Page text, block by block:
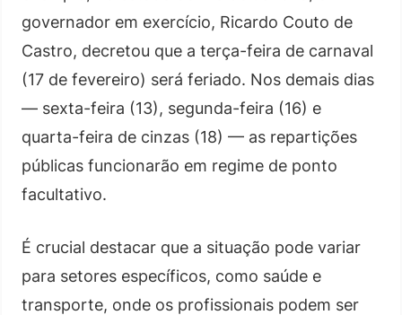
governador em exercício, Ricardo Couto de
Castro, decretou que a terça-feira de carnaval
(17 de fevereiro) será feriado. Nos demais dias
— sexta-feira (13), segunda-feira (16) e
quarta-feira de cinzas (18) — as repartições
públicas funcionarão em regime de ponto
facultativo.
É crucial destacar que a situação pode variar
para setores específicos, como saúde e
transporte, onde os profissionais podem ser